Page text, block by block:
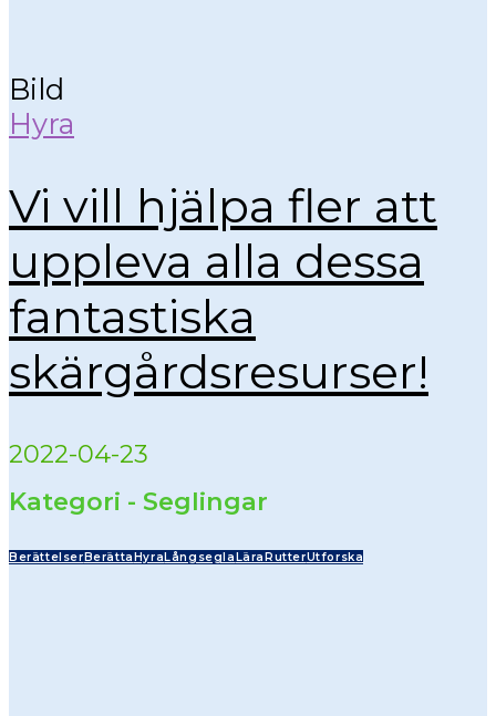
Bild
Hyra
Vi vill hjälpa fler att
uppleva alla dessa
fantastiska
skärgårdsresurser!
2022-04-23
Kategori - Seglingar
BerättelserBerättaHyraLångseglaLäraRutterUtforska